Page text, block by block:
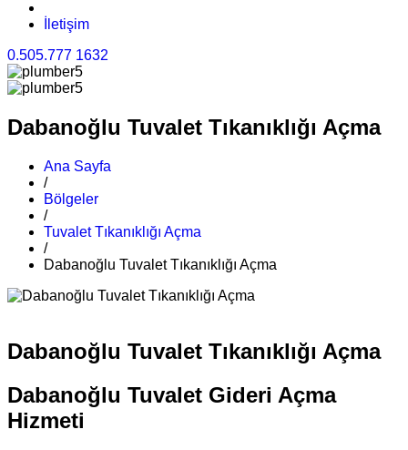
İletişim
0.505.777 1632
Dabanoğlu Tuvalet Tıkanıklığı Açma
Ana Sayfa
/
Bölgeler
/
Tuvalet Tıkanıklığı Açma
/
Dabanoğlu Tuvalet Tıkanıklığı Açma
Dabanoğlu Tuvalet Tıkanıklığı Açma
Dabanoğlu Tuvalet Gideri Açma
Hizmeti